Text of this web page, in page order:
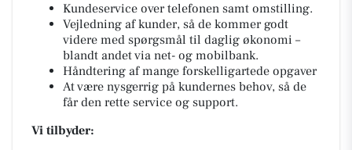
Kundeservice over telefonen samt omstilling.
Vejledning af kunder, så de kommer godt
videre med spørgsmål til daglig økonomi –
blandt andet via net- og mobilbank.
Håndtering af mange forskelligartede opgaver
At være nysgerrig på kundernes behov, så de
får den rette service og support.
Vi tilbyder: